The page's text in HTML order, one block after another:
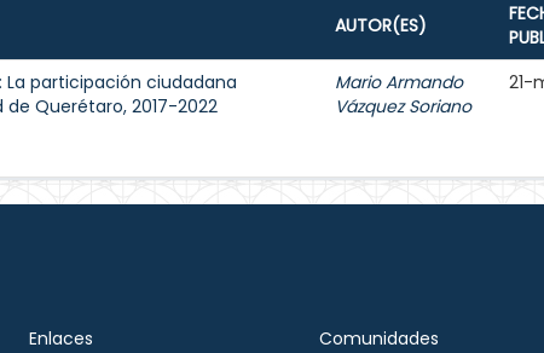
AUTOR(ES)
participación ciudadana
Querétaro, 2017-2022
Mario Armando
Vázquez Soriano
21-
Enlaces Comunidades